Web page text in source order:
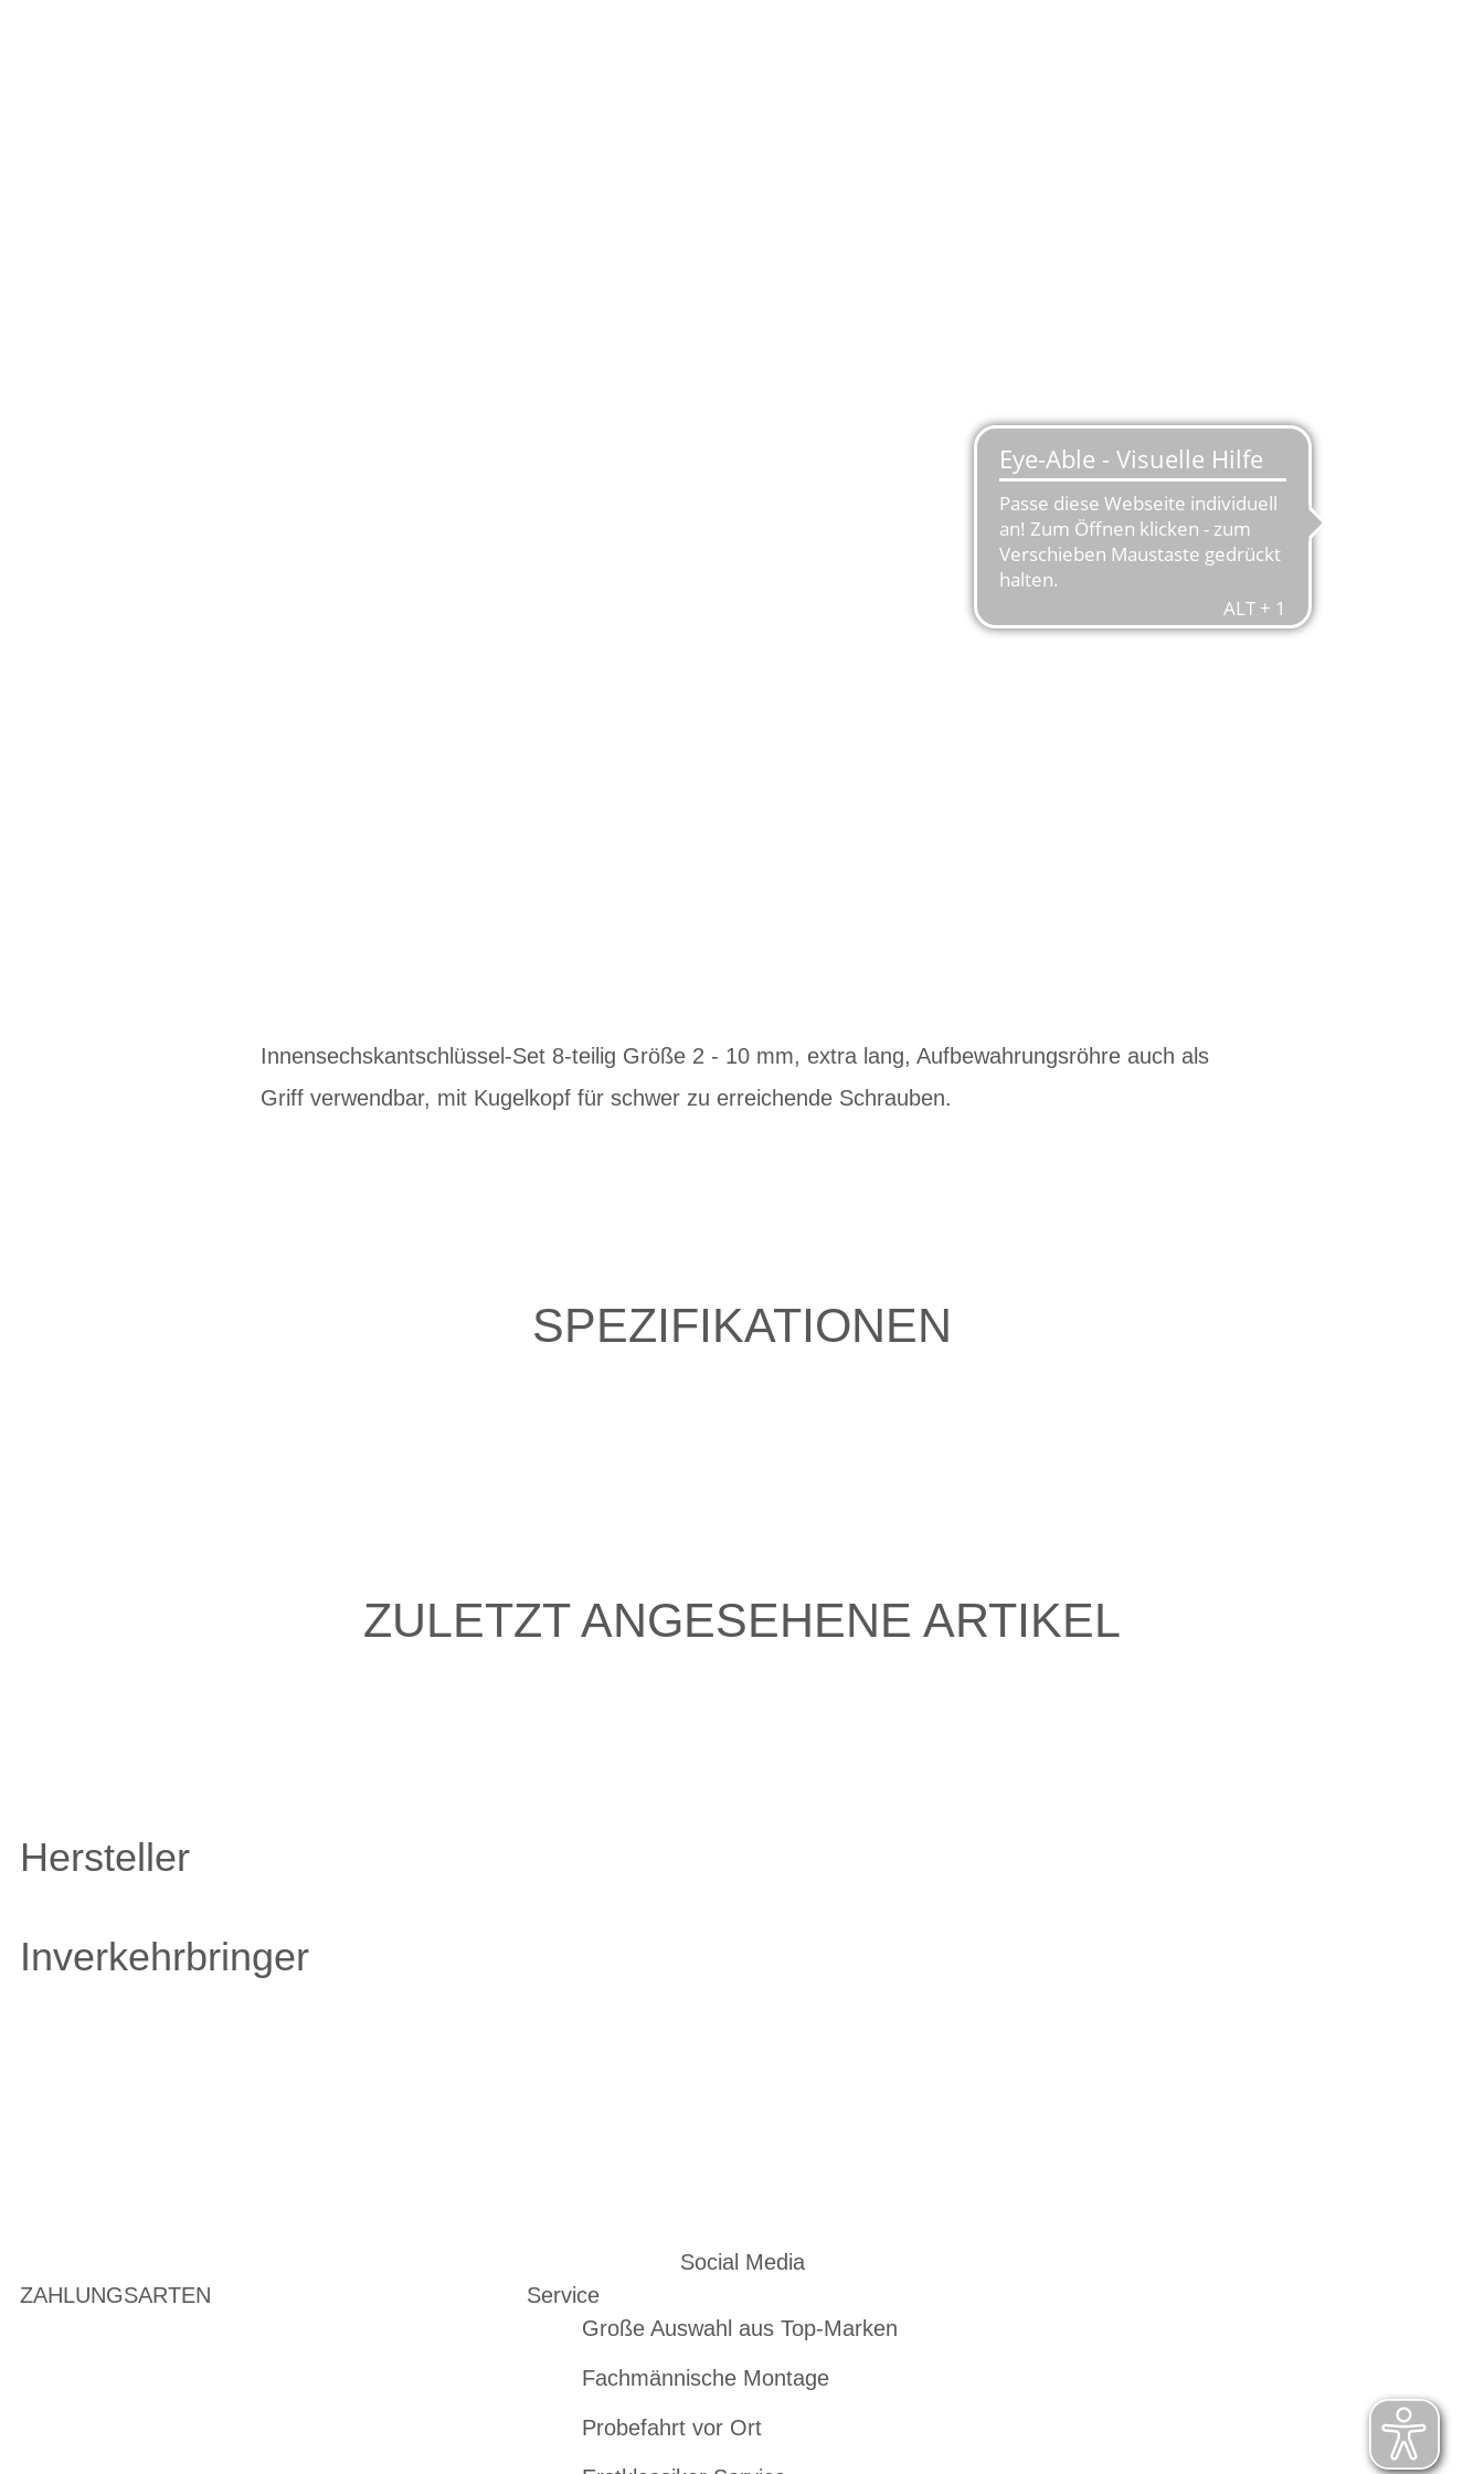
Innensechskantschlüssel-Set 8-teilig Größe 2 - 10 mm, extra lang, Aufbewahrungsröhre auch als
Griff verwendbar, mit Kugelkopf für schwer zu erreichende Schrauben.
SPEZIFIKATIONEN
ZULETZT ANGESEHENE ARTIKEL
Hersteller
Inverkehrbringer
Social Media
ZAHLUNGSARTEN
Service
Große Auswahl aus Top-Marken
Fachmännische Montage
Probefahrt vor Ort